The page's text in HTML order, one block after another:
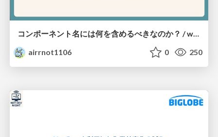
コンポーネント名には何を含めるべきなのか？ / what-should-be-included-in-component-names
airrnot1106
0 250